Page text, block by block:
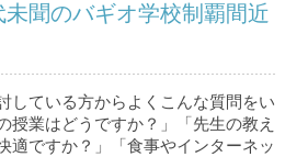
聞のバギオ学校制覇間近
している方からよくこんな質問をい
授業はどうですか？」「先生の教え
適ですか？」「食事やインターネッ